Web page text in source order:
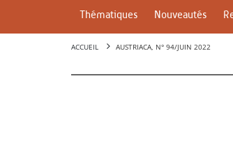
Thématiques Nouveautés
ACCUEIL AUSTRIACA, N° 94/JUIN 2022